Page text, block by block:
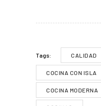
Tags: CALIDAD
COCINA CON ISLA
COCINA MODERNA